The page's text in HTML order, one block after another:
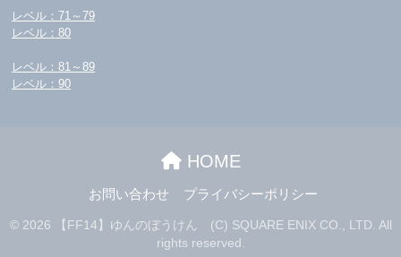
レベル：71～79
レベル：80
レベル：81～89
レベル：90
HOME
お問い合わせ プライバシーポリシー
© 2026 【FF14】ゆんのぼうけん (C) SQUARE ENIX CO., LTD. All
rights reserved.